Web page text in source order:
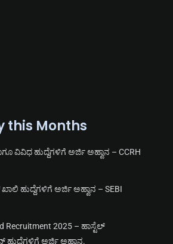
this Months
ವಿವಿಧ ಹುದ್ದೆಗಳಿಗೆ ಅರ್ಜಿ ಅಹ್ವಾನ – CCRH
ಹುದ್ದೆಗಳಿಗೆ ಅರ್ಜಿ ಅಹ್ವಾನ – SEBI
Recruitment 2025 – ಹಾಸ್ಟೆಲ್
ಅರ್ಜಿ ಅಹ್ವಾನ.